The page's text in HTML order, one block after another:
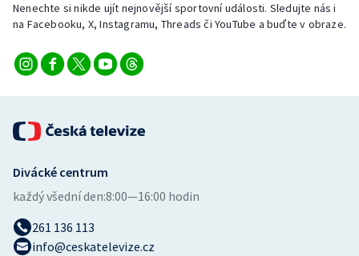
Volejbal
Nenechte si nikde ujít nejnovější sportovní události. Sledujte nás i
na Facebooku, X, Instagramu, Threads či YouTube a buďte v obraze.
Divácké centrum
každý všední den:8:00—16:00 hodin
261 136 113
info@ceskatelevize.cz